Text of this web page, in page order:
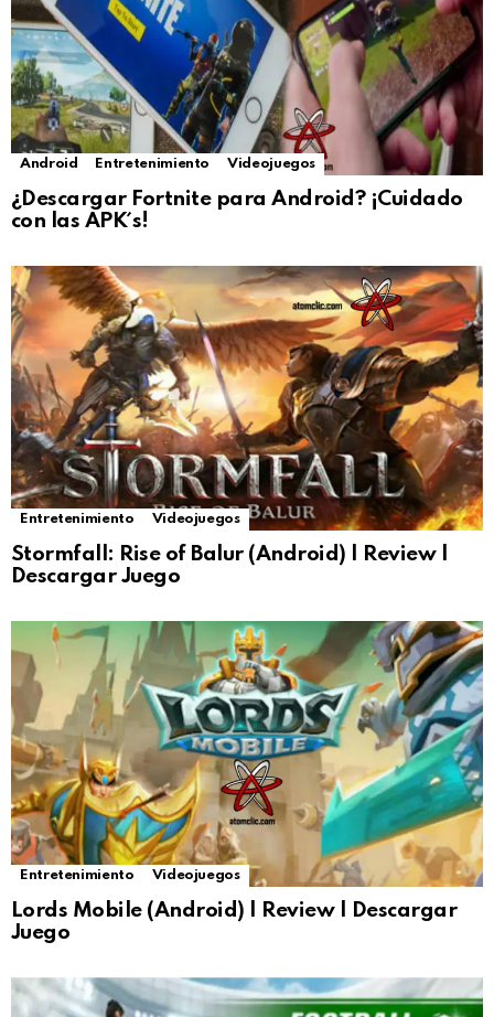
Android Entretenimiento Videojuegos
¿Descargar Fortnite para Android? ¡Cuidado
con las APK´s!
Entretenimiento Videojuegos
Stormfall: Rise of Balur (Android) | Review |
Descargar Juego
Entretenimiento Videojuegos
Lords Mobile (Android) | Review | Descargar
Juego